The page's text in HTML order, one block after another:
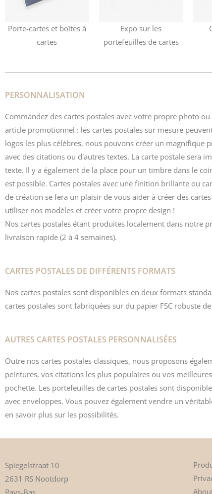
Porte-cartes et boîtes à
cartes
Expo sur les
portefeuilles de cartes
PERSONNALISATION
Commandez des cartes postales avec votre propre photo
article promotionnel : les cartes postales sur mesure
logos les plus célèbres, nous pouvons créer un
avec des citations ou d'autres textes. La carte postale sera
texte. Il y a également de la place pour un timbre dans le
est possible. Cartes postales avec une finition brillante ou
de création se fera un plaisir de vous aider à créer des
utiliser nos modèles et créer votre propre design !
Nos cartes postales étant produites localement dans notre
livraison rapide (2 à 4 semaines).
CARTES POSTALES DE DIFFÉRENTS FORMATS
Nos cartes postales sont disponibles en deux formats
cartes postales sont fabriquées sur du papier FSC robuste
AUTRES CARTES POSTALES PERSONNALISÉES
Outre nos cartes postales classiques, nous proposons
peintures, vos citations les plus populaires ou vos
pochette. Les portefeuilles de cartes postales sont
avec enveloppes. Vous pouvez également vendre un
en savoir plus sur les possibilités.
Spiegelstraat 10
2631 RS Nootdorp
Pays-Bas